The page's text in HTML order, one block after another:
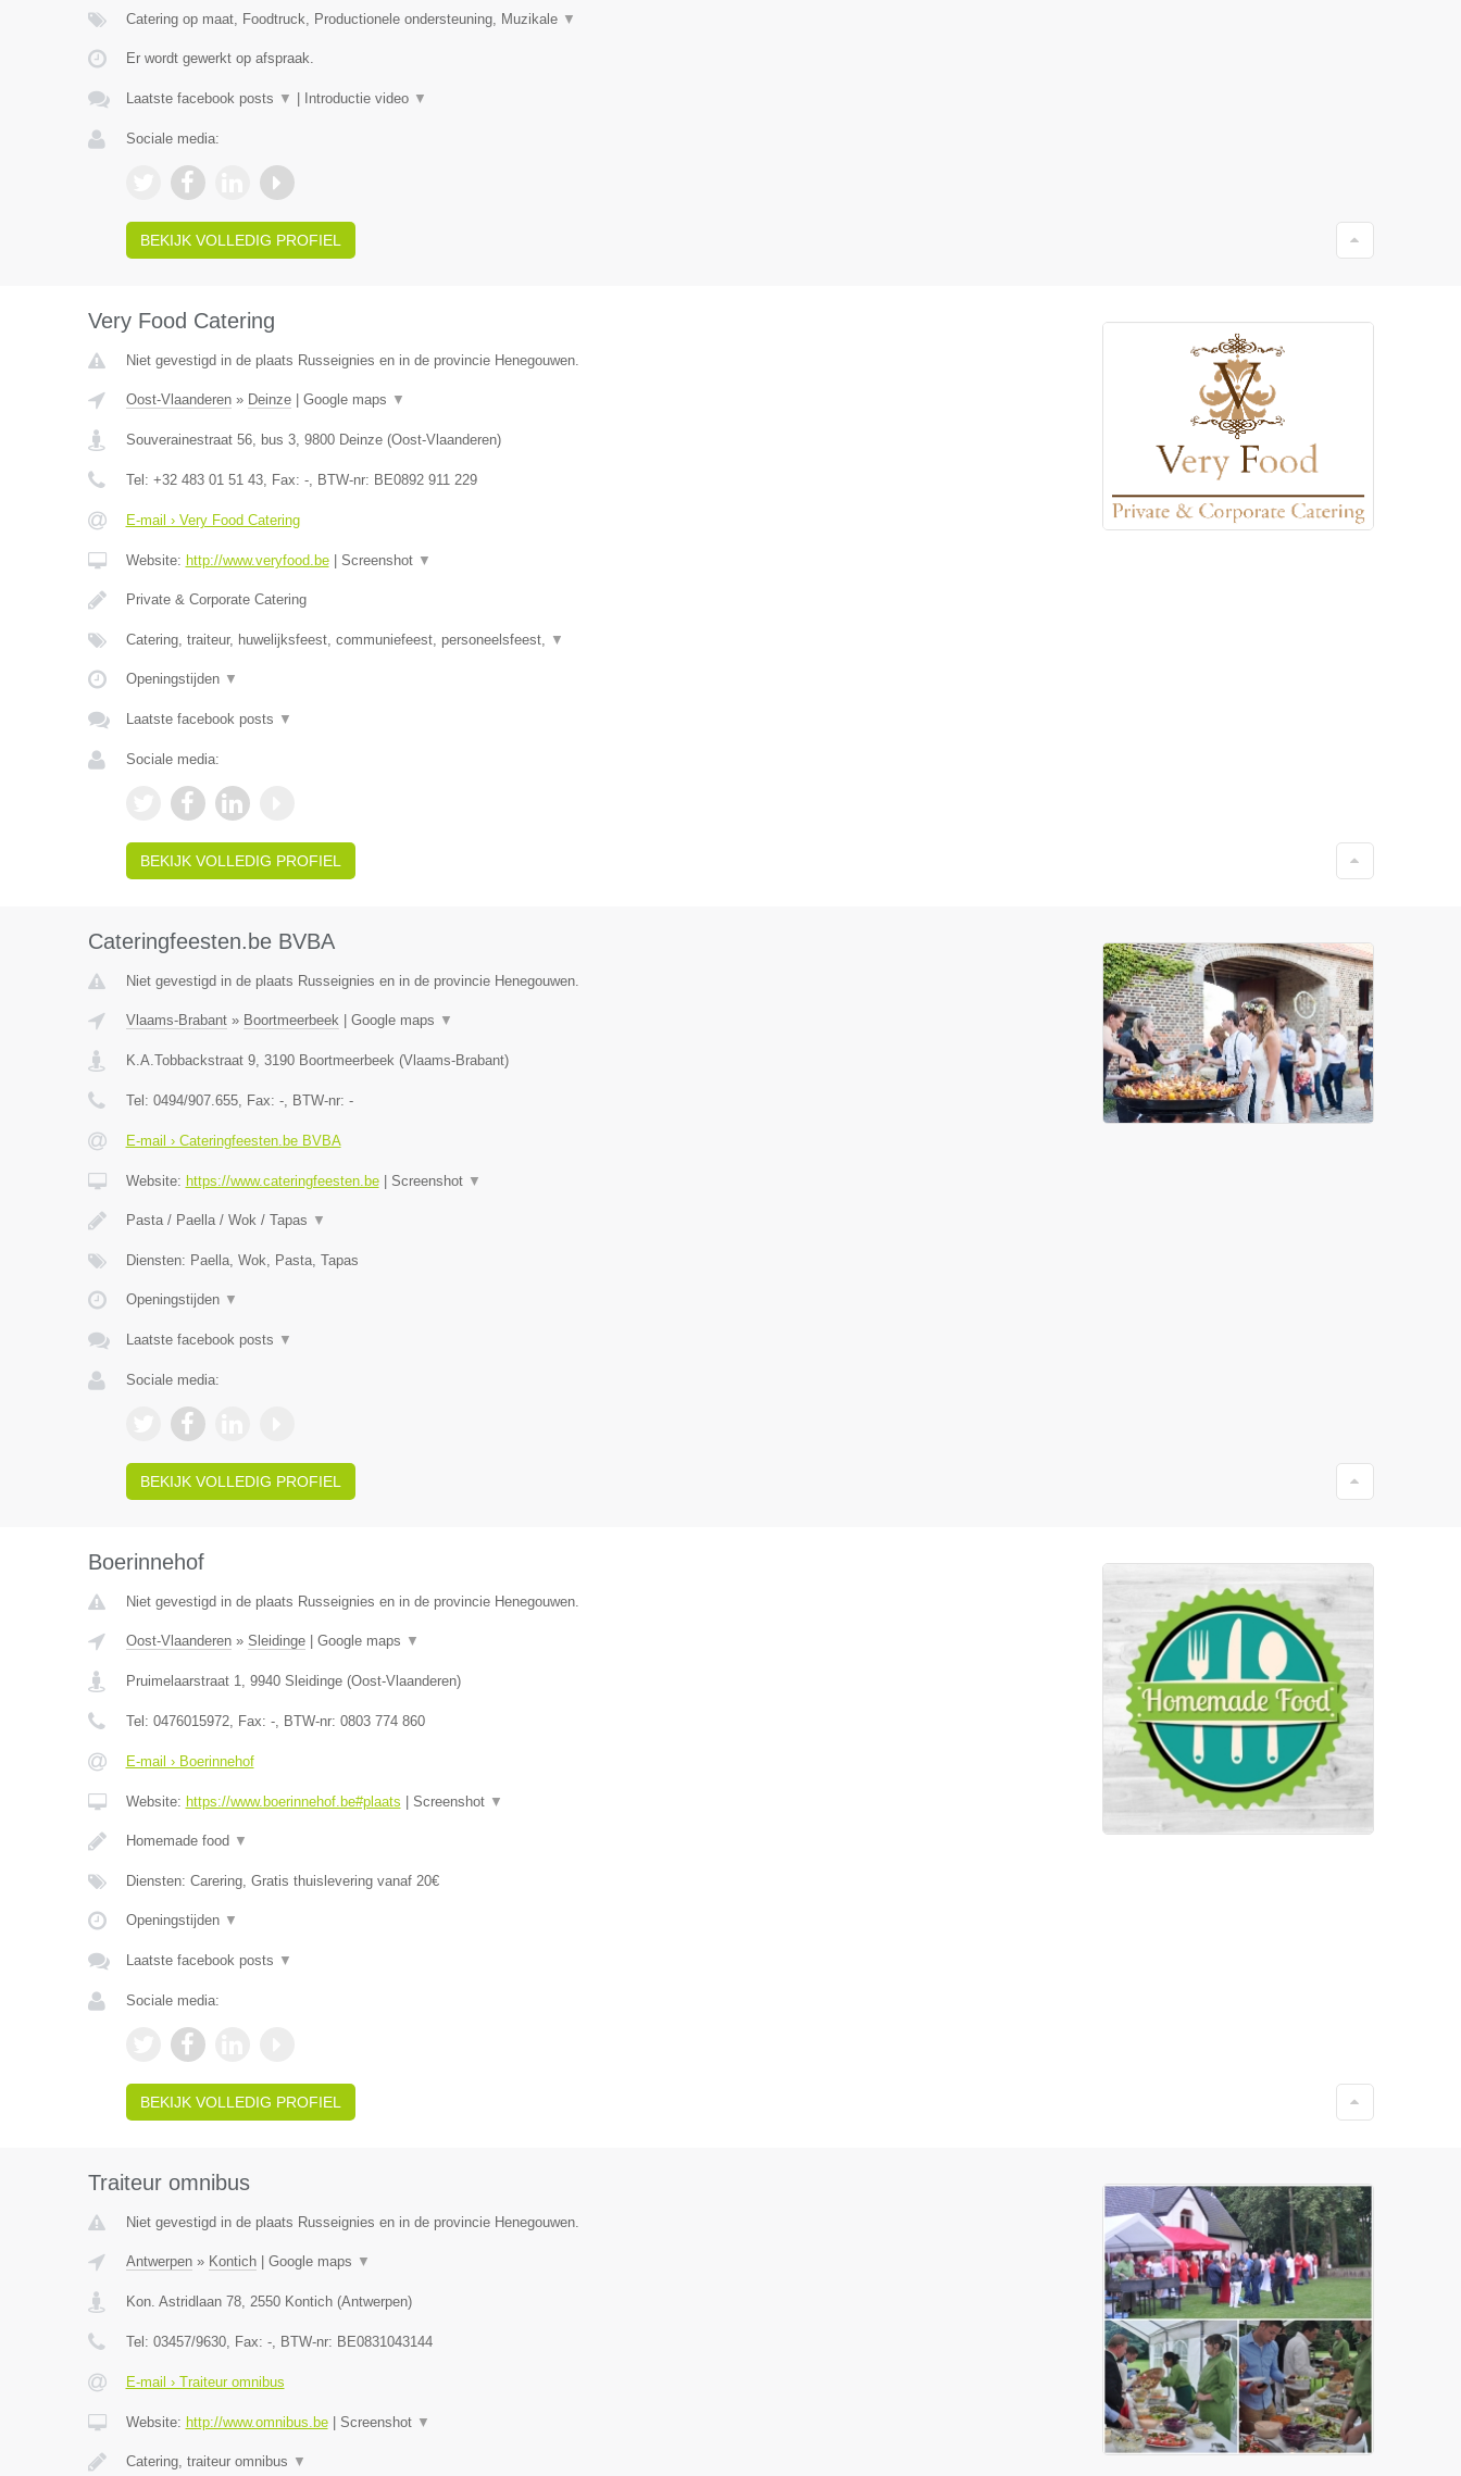
Catering op maat, Foodtruck, Productionele ondersteuning, Muzikale ▼
Er wordt gewerkt op afspraak.
Laatste facebook posts ▼ Introductie video ▼
Sociale media:
BEKIJK VOLLEDIG PROFIEL
Very Food Catering
Niet gevestigd in de plaats Russeignies en in de provincie Henegouwen.
Oost-Vlaanderen» Deinze| Google maps ▼
Souverainestraat 56, bus 3, 9800 Deinze(Oost-Vlaanderen)
Tel: +32 483 01 51 43, Fax: -, BTW-nr: BE0892 911 229
E-mail › Very Food Catering
Website: http://www.veryfood.be| Screenshot ▼
Private & Corporate Catering
Catering, traiteur, huwelijksfeest, communiefeest, personeelsfeest, ▼
Openingstijden ▼
Laatste facebook posts ▼
Sociale media:
BEKIJK VOLLEDIG PROFIEL
Cateringfeesten.be BVBA
Niet gevestigd in de plaats Russeignies en in de provincie Henegouwen.
Vlaams-Brabant» Boortmeerbeek| Google maps ▼
K.A.Tobbackstraat 9, 3190 Boortmeerbeek(Vlaams-Brabant)
Tel: 0494/907.655, Fax: -, BTW-nr: -
E-mail › Cateringfeesten.be BVBA
Website: https://www.cateringfeesten.be| Screenshot ▼
Pasta / Paella / Wok / Tapas ▼
Diensten: Paella, Wok, Pasta, Tapas
Openingstijden ▼
Laatste facebook posts ▼
Sociale media:
BEKIJK VOLLEDIG PROFIEL
Boerinnehof
Niet gevestigd in de plaats Russeignies en in de provincie Henegouwen.
Oost-Vlaanderen» Sleidinge| Google maps ▼
Pruimelaarstraat 1, 9940 Sleidinge(Oost-Vlaanderen)
Tel: 0476015972, Fax: -, BTW-nr: 0803 774 860
E-mail › Boerinnehof
Website: https://www.boerinnehof.be#plaats Screenshot ▼
Homemade food ▼
Diensten: Carering, Gratis thuislevering vanaf 20€
Openingstijden ▼
Laatste facebook posts ▼
Sociale media:
BEKIJK VOLLEDIG PROFIEL
Traiteur omnibus
Niet gevestigd in de plaats Russeignies en in de provincie Henegouwen.
Antwerpen» Kontich| Google maps ▼
Kon. Astridlaan 78, 2550 Kontich(Antwerpen)
Tel: 03457/9630, Fax: -, BTW-nr: BE0831043144
E-mail › Traiteur omnibus
Website: http://www.omnibus.be| Screenshot ▼
Catering, traiteur omnibus ▼